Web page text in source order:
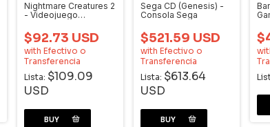
Nightmare Creatures 2
- Videojuego
$92.73 USD
with Efectivo o
Transferencia
Lista: $109.09
USD
Sega CD (Genesis) -
Consola Sega
$521.59 USD
with Efectivo o
Transferencia
Lista: $613.64
USD